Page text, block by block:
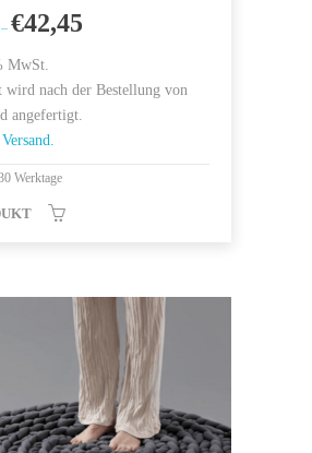
– €42,45
MwSt.
wird nach der Bestellung von
angefertigt.
Werktage